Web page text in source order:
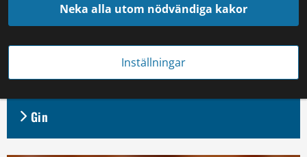
Neka alla utom nödvändiga kakor
Inställningar
Gin